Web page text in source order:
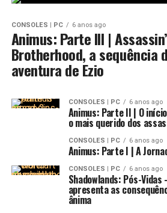
CONSOLES | PC 6 anos ago
Animus: Parte III |
Brotherhood, a sequência
aventura de Ezio
CONSOLES | PC 6 anos ago
Animus: Parte II | O
o mais querido dos
CONSOLES | PC 6 anos ago
Animus: Parte I | A
CONSOLES | PC 6 anos ago
Shadowlands: Pós-
apresenta as
ânima